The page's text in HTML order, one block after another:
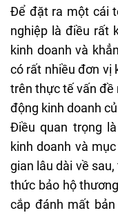
Để đặt ra một cái
nghiệp là điều rất
kinh doanh và
có rất nhiều đơn vị
trên thực tế vấn đề
động kinh doanh
Điều quan trọng
kinh doanh và
gian lâu dài về
thức bảo hộ
cắp đánh mất